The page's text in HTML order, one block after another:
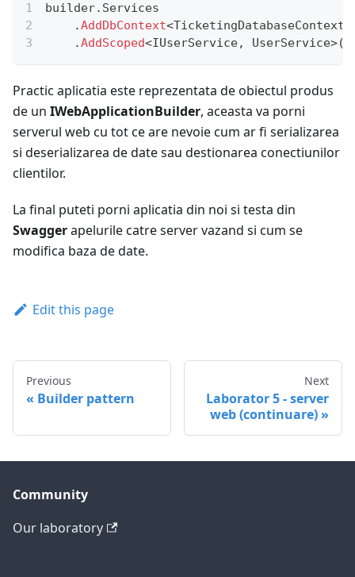
builder. Services
.AddDbContext<TicketingDatabaseContext
.AddScoped<IUserService, UserService>(
Practic aplicatia este reprezentata de obiectul produs
de un IWebApplicationBuilder, aceasta va porni
serverul web cu tot ce are nevoie cum ar fi serializarea
si deserializarea de date sau destionarea conectiunilor
clientilor.
La final puteti porni aplicatia din noi si testa din
Swaggerapelurile catre server vazand si cum se
modifica baza de date.
Edit this page
Previous
Builder pattern
Next
Laborator 5 - server
web (continuare)
Community
Our laboratory